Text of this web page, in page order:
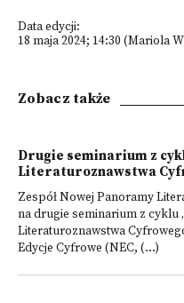
Data edycji:
18 maja 2024; 14:30 (Mariola
Zobacz także
Drugie seminarium z
Literaturoznawstwa
Zespół Nowej Panoramy
na drugie seminarium z cyklu
Literaturoznawstwa
Edycje Cyfrowe (NEC, (...)